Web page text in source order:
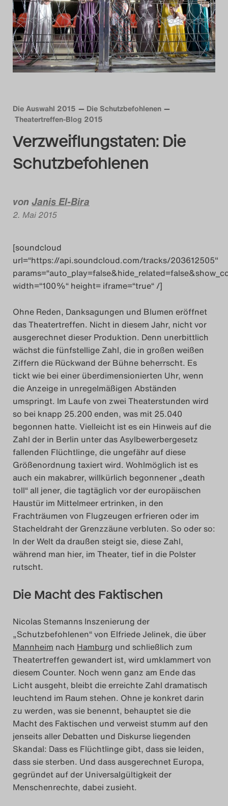
Das Theatertreffen-
Das Theatertreffen-
Das Theatertreffen-
Das Theatertreffen-
Das Theatertreffen-
Das Theatertreffen-
Das Theatertreffen-
Das Theatertreffen-
Das Theatertreffen-
Das Theatertreffen-
Impressum
Search
Die Auswahl 2015
Die Schutzbefohlenen
Theatertreffen-Blog 2015
Verzweiflungstaten: Die
Schutzbefohlenen
vonJanis El-Bira
2. Mai 2015
[soundcloud
url=“https://api.soundcloud.com/tracks/203612505″
width=“100%“ height= iframe=“true“ /]
Ohne Reden, Danksagungen und Blumen eröffnet
das Theatertreffen. Nicht in diesem Jahr, nicht vor
ausgerechnet dieser Produktion. Denn unerbittlich
wächst die fünfstellige Zahl, die in großen weißen
Ziffern die Rückwand der Bühne beherrscht. Es
tickt wie bei einer überdimensionierten Uhr, wenn
die Anzeige in unregelmäßigen Abständen
umspringt. Im Laufe von zwei Theaterstunden wird
so bei knapp 25.200 enden, was mit 25.040
begonnen hatte. Vielleicht ist es ein Hinweis auf die
Zahl der in Berlin unter das Asylbewerbergesetz
fallenden Flüchtlinge, die ungefähr auf diese
Größenordnung taxiert wird. Wohlmöglich ist es
auch ein makabrer, willkürlich begonnener „death
toll“ all jener, die tagtäglich vor der europäischen
Haustür im Mittelmeer ertrinken, in den
Frachträumen von Flugzeugen erfrieren oder im
Stacheldraht der Grenzzäune verbluten. So oder so:
In der Welt da draußen steigt sie, diese Zahl,
während man hier, im Theater, tief in die Polster
rutscht.
Die Macht des Faktischen
Nicolas Stemanns Inszenierung der
„Schutzbefohlenen“ von Elfriede Jelinek, die über
Mannheim nach Hamburg und schließlich zum
Theatertreffen gewandert ist, wird umklammert von
diesem Counter. Noch wenn ganz am Ende das
Licht ausgeht, bleibt die erreichte Zahl dramatisch
leuchtend im Raum stehen. Ohne je konkret darin
zu werden, was sie benennt, behauptet sie die
Macht des Faktischen und verweist stumm auf den
jenseits aller Debatten und Diskurse liegenden
Skandal: Dass es Flüchtlinge gibt, dass sie leiden,
dass sie sterben. Und dass ausgerechnet Europa,
gegründet auf der Universalgültigkeit der
Menschenrechte, dabei zusieht.